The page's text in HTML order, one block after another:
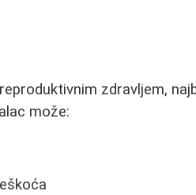
zdravljem,
može: